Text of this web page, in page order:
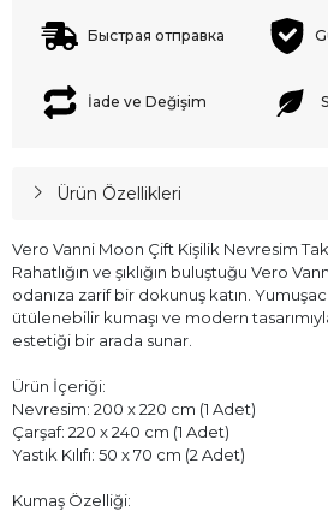
Быстрая отправка
İade ve Değişim
Ürün Özellikleri
Vero Vanni Moon Çift Kişilik Nevresim
Rahatlığın ve şıklığın buluştuğu Vero
odanıza zarif bir dokunuş katın.
ütülenebilir kumaşı ve modern
estetiği bir arada sunar.
Ürün İçeriği:
Nevresim: 200 x 220 cm (1 Adet)
Çarşaf: 220 x 240 cm (1 Adet)
Yastık Kılıfı: 50 x 70 cm (2 Adet)
Kumaş Özelliği: